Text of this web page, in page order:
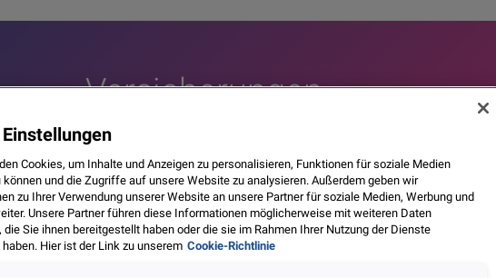
Versicherungen
Cookies, um Inhalte und Anzeigen zu personalisieren, Funktionen für soziale Medien
können und die Zugriffe auf unsere Website zu analysieren. Außerdem geben wir
zu Ihrer Verwendung unserer Website an unsere Partner für soziale Medien, Werbung und
Unsere Partner führen diese Informationen möglicherweise mit weiteren Daten
die Sie ihnen bereitgestellt haben oder die sie im Rahmen Ihrer Nutzung der Dienste
Hier ist der Link zu unserem Cookie-Richtlinie